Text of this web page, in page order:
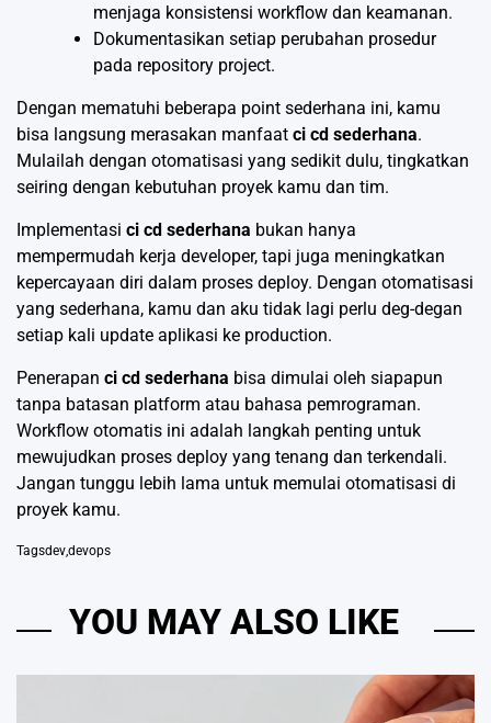
menjaga konsistensi workflow dan keamanan.
Dokumentasikan setiap perubahan prosedur
pada repository project.
Dengan mematuhi beberapa point sederhana ini, kamu
bisa langsung merasakan manfaat ci cd sederhana.
Mulailah dengan otomatisasi yang sedikit dulu, tingkatkan
seiring dengan kebutuhan proyek kamu dan tim.
Implementasi ci cd sederhana bukan hanya
mempermudah kerja developer, tapi juga meningkatkan
kepercayaan diri dalam proses deploy. Dengan otomatisasi
yang sederhana, kamu dan aku tidak lagi perlu deg-degan
setiap kali update aplikasi ke production.
Penerapan ci cd sederhana bisa dimulai oleh siapapun
tanpa batasan platform atau bahasa pemrograman.
Workflow otomatis ini adalah langkah penting untuk
mewujudkan proses deploy yang tenang dan terkendali.
Jangan tunggu lebih lama untuk memulai otomatisasi di
proyek kamu.
Tagsdev,devops
YOU MAY ALSO LIKE